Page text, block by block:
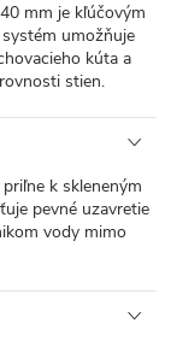
mm je kľúčovým
umožňuje
kúta a
stien.
k skleneným
pevné uzavretie
vody mimo